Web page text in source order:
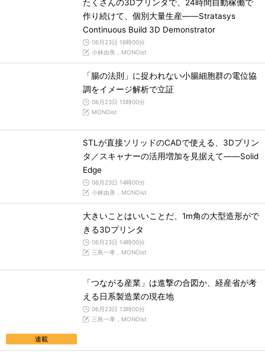
たくさんの3Dプリンタで、24時間自動稼働で
作り続けて、個別大量生産――Stratasys
Continuous Build 3D Demonstrator
06月23日 16時00分
小林由美，MONOist
「腸の法則」に捉われない小腸細胞群の電位協
調をイメージ解析で立証
06月23日 15時00分
MONOist
STLが直接ソリッドのCADで使える、3Dプリン
タ／スキャナーの活用増加を見据えて――Solid
Edge
06月23日 14時00分
小林由美，MONOist
大きいことはいいことだ、1m角の大型造形がで
きる3Dプリンタ
06月23日 14時00分
三島一孝，MONOist
連載
「つながる産業」は進撃の合図か、経産省が考
える日系製造業の現在地
06月23日 13時00分
三島一孝，MONOist